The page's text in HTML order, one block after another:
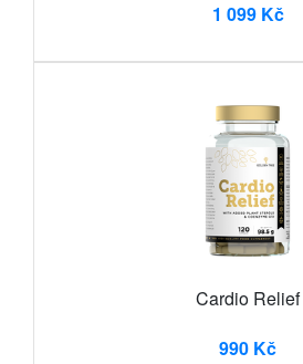
1 099 Kč
Cardio Relief
990 Kč